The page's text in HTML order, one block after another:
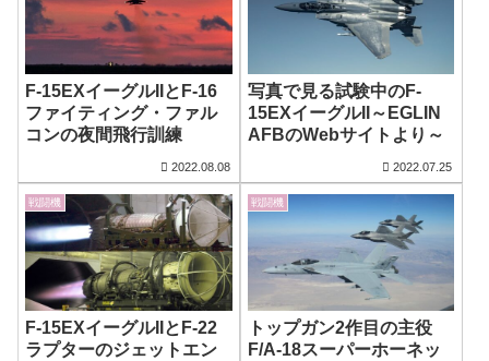
F-15EXイーグルIIとF-16
ファイティング・ファル
コンの夜間飛行訓練
2022.08.08
写真で見る試験中のF-
15EXイーグルII～EGLIN
AFBのWebサイトより～
2022.07.25
戦闘機
F-15EXイーグルIIとF-22
ラプターのジェットエン
戦闘機
トップガン2作目の主役
F/A-18スーパーホーネッ